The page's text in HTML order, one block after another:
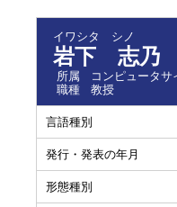
イワシタ シノ
岩下 志乃
所属
コンピュータ
職種
教授
言語種別
発行・発表の年月
形態種別